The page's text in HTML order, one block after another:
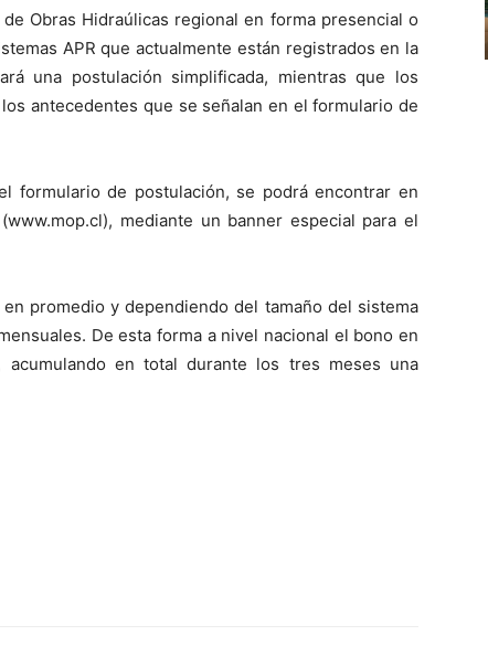
aumentar
o
disminuir
el
Obras Hidraúlicas regional en forma presencial o
APR que actualmente están registrados en la
una postulación simplificada, mientras que los
antecedentes que se señalan en el formulario de
formulario de postulación, se podrá encontrar en
mediante un banner especial para el
promedio y dependiendo del tamaño del sistema
De esta forma a nivel nacional el bono en
en total durante los tres meses una